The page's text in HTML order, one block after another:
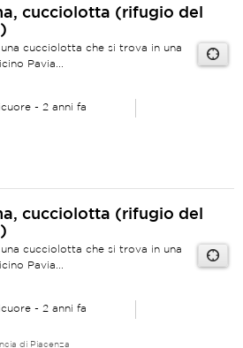
cucciolotta (rifugio del
una cucciolotta che si trova in una
Pavia...
- 2 anni fa
cucciolotta (rifugio del
una cucciolotta che si trova in una
Pavia...
- 2 anni fa
di Piacenza